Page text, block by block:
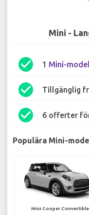
Mini -
check_circle 1 Mini-
check_circle Tillgänglig
check_circle 6 offerter
Populära Mini-
Mini Cooper Convertible